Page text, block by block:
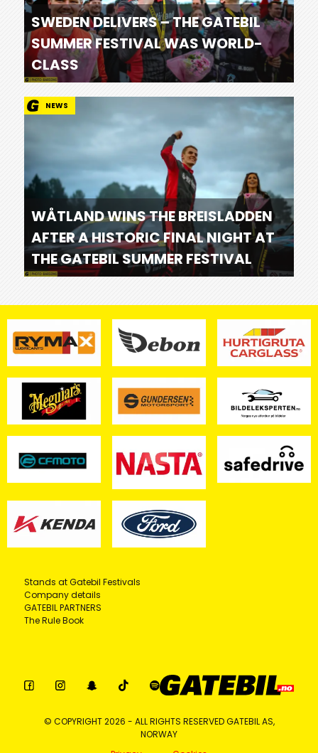
SWEDEN DELIVERS – THE GATEBIL
SUMMER FESTIVAL WAS WORLD-
CLASS
NEWS
WÅTLAND WINS THE BREISLADDEN
AFTER A HISTORIC FINAL NIGHT AT
THE GATEBIL SUMMER FESTIVAL
Stands at Gatebil Festivals
Company details
GATEBIL PARTNERS
The Rule Book
© COPYRIGHT 2026 - ALL RIGHTS RESERVED GATEBIL AS,
NORWAY